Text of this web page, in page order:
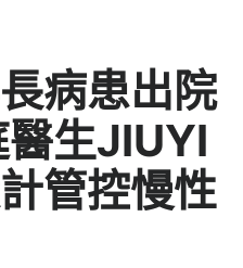
病患出院
生JIUYI
管控慢性